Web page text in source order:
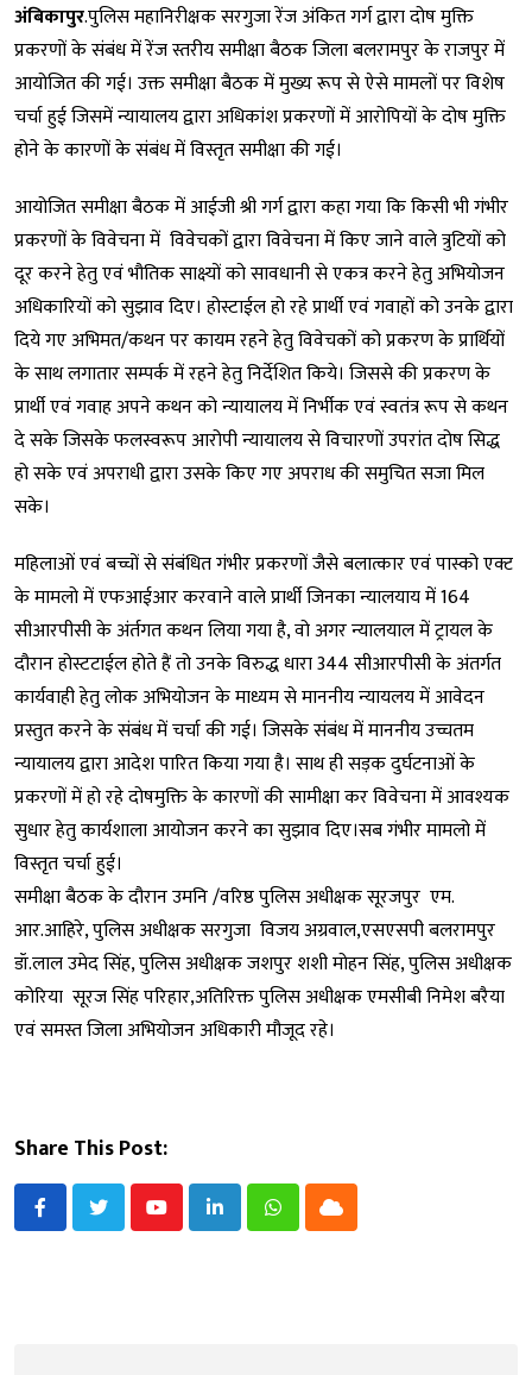
अंबिकापुर.पुलिस महानिरीक्षक सरगुजा रेंज अंकित गर्ग द्वारा दोष मुक्ति
प्रकरणों के संबंध में रेंज स्तरीय समीक्षा बैठक जिला बलरामपुर के राजपुर में
आयोजित की गई। उक्त समीक्षा बैठक में मुख्य रूप से ऐसे मामलों पर विशेष
चर्चा हुई जिसमें न्यायालय द्वारा अधिकांश प्रकरणों में आरोपियों के दोष मुक्ति
होने के कारणों के संबंध में विस्तृत समीक्षा की गई।
आयोजित समीक्षा बैठक में आईजी श्री गर्ग द्वारा कहा गया कि किसी भी गंभीर
प्रकरणों के विवेचना में विवेचकों द्वारा विवेचना में किए जाने वाले त्रुटियों को
दूर करने हेतु एवं भौतिक साक्ष्यों को सावधानी से एकत्र करने हेतु अभियोजन
अधिकारियों को सुझाव दिए। होस्टाईल हो रहे प्रार्थी एवं गवाहों को उनके द्वारा
दिये गए अभिमत/कथन पर कायम रहने हेतु विवेचकों को प्रकरण के प्रार्थियों
के साथ लगातार सम्पर्क में रहने हेतु निर्देशित किये। जिससे की प्रकरण के
प्रार्थी एवं गवाह अपने कथन को न्यायालय में निर्भीक एवं स्वतंत्र रूप से कथन
दे सके जिसके फलस्वरूप आरोपी न्यायालय से विचारणों उपरांत दोष सिद्ध
हो सके एवं अपराधी द्वारा उसके किए गए अपराध की समुचित सजा मिल
सके।
महिलाओं एवं बच्चों से संबंधित गंभीर प्रकरणों जैसे बलात्कार एवं पास्को एक्ट
के मामलो में एफआईआर करवाने वाले प्रार्थी जिनका न्यालयाय में 164
सीआरपीसी के अंर्तगत कथन लिया गया है, वो अगर न्यालयाल में ट्रायल के
दौरान होस्टटाईल होते हैं तो उनके विरुद्ध धारा 344 सीआरपीसी के अंतर्गत
कार्यवाही हेतु लोक अभियोजन के माध्यम से माननीय न्यायलय में आवेदन
प्रस्तुत करने के संबंध में चर्चा की गई। जिसके संबंध में माननीय उच्चतम
न्यायालय द्वारा आदेश पारित किया गया है। साथ ही सड़क दुर्घटनाओं के
प्रकरणों में हो रहे दोषमुक्ति के कारणों की सामीक्षा कर विवेचना में आवश्यक
सुधार हेतु कार्यशाला आयोजन करने का सुझाव दिए।सब गंभीर मामलो में
विस्तृत चर्चा हुई।
समीक्षा बैठक के दौरान उमनि /वरिष्ठ पुलिस अधीक्षक सूरजपुर एम.
आर.आहिरे, पुलिस अधीक्षक सरगुजा विजय अग्रवाल,एसएसपी बलरामपुर
डॉ.लाल उमेद सिंह, पुलिस अधीक्षक जशपुर शशी मोहन सिंह, पुलिस अधीक्षक
कोरिया सूरज सिंह परिहार,अतिरिक्त पुलिस अधीक्षक एमसीबी निमेश बरैया
एवं समस्त जिला अभियोजन अधिकारी मौजूद रहे।
Share This Post:
YoutubeLinkedInWhatsappCloud